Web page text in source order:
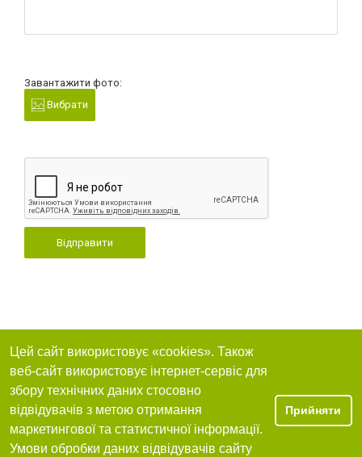
Завантажити фото:
Вибрати
Відправити
Цей сайт використовує «cookies». Також
веб-сайт використовує інтернет-сервіс для
збору технічних даних стосовно
відвідувачів з метою отримання
маркетингової та статистичної інформації.
Умови обробки даних відвідувачів сайту
Прийняти